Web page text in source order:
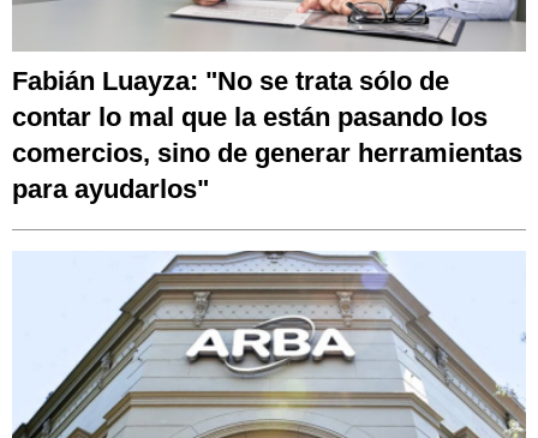
Fabián Luayza: "No se trata sólo de
contar lo mal que la están pasando los
comercios, sino de generar herramientas
para ayudarlos"